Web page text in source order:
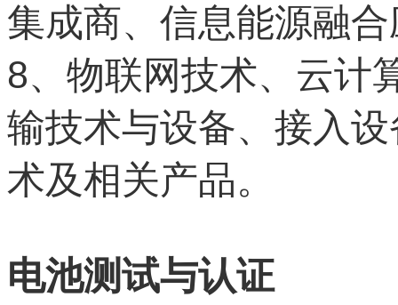
集成商、信息能源融
8、物联网技术、云计
输技术与设备、接入
术及相关产品。
电池测试与认证